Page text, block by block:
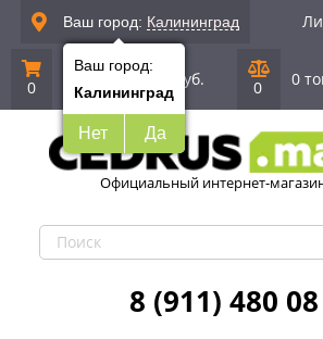
Ваш город: Калининград
Ваш город:
Калининград
Нет Да
0 0 позиций | 0 руб. 0 0
Официальный интернет-
8 (911) 480